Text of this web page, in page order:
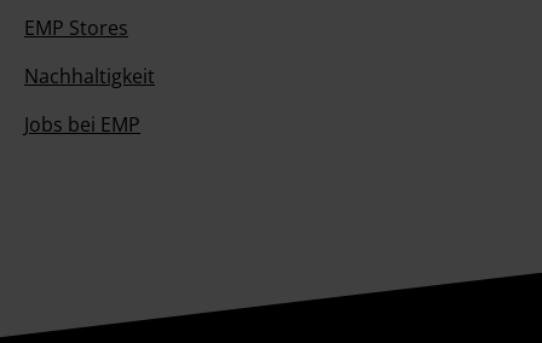
EMP Stores
Nachhaltigkeit
Jobs bei EMP